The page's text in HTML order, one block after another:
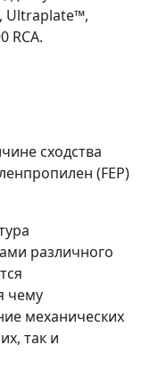
Ultraplate™,
RCA.
сходства
(FEP)
различного
чему
механических
так и